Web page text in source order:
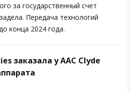
за государственный счет
Передача технологий
конца 2024 года.
заказала у AAC Clyde